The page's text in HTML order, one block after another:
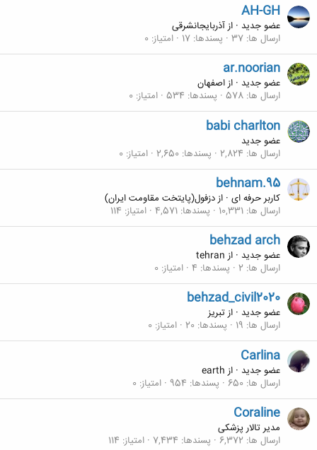
AH-GH
عضو جدید · ازآذربایجانشرقی
ارسال ها 37 پسندها 17 امتیاز 0
ar.noorian
عضو جدید · ازاصفهان
ارسال ها 578 پسندها 534 امتیاز 0
babi charlton
عضو جدید
ارسال ها 2,824 پسندها 2,650 امتیاز 0
behnam.95
کاربر حرفه ای · ازدزفول(پايتخت مقاومت ايران)
ارسال ها 10,331 پسندها 4,571 امتیاز 114
behzad arch
عضو جدید · از tehran
ارسال ها 2 پسندها 4 امتیاز 0
behzad_civil2020
عضو جدید · ازتبریز
ارسال ها 19 پسندها 20 امتیاز 0
Carlina
عضو جدید · از earth
ارسال ها 650 پسندها 954 امتیاز 0
Coraline
مدیر تالار پزشکی
ارسال ها 6,372 پسندها 7,434 امتیاز 114